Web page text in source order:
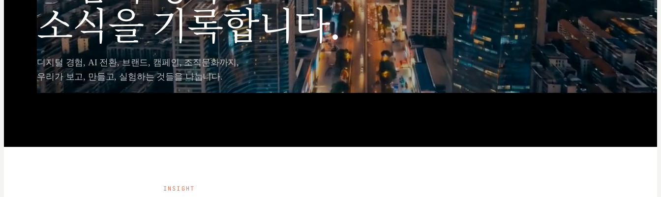
소식을 기록합니다.
디지털 경험, AI 전환, 브랜드, 캠페인, 조직문화까지,
우리가 보고, 만들고, 실험하는 것들을 나눕니다.
INSIGHT